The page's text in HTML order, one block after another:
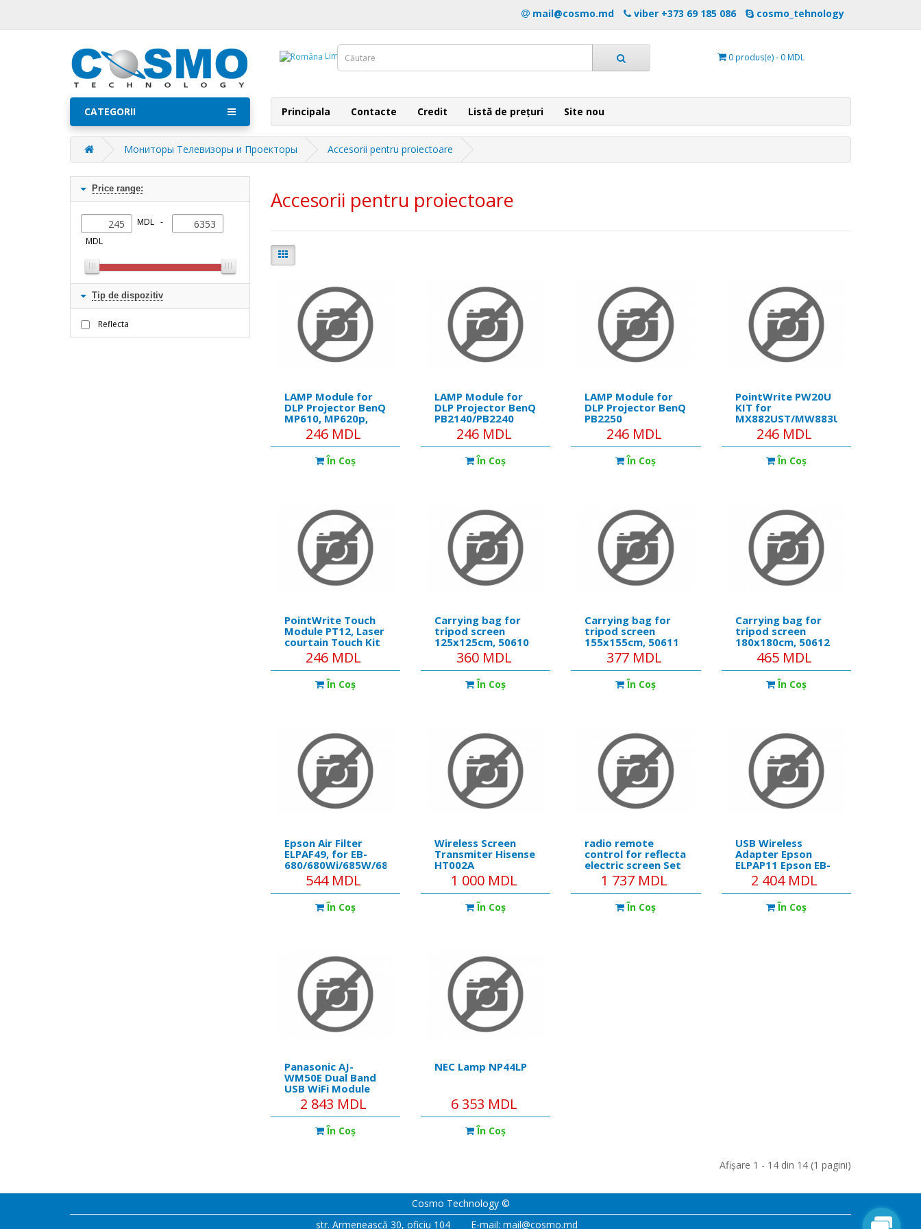
mail@cosmo.md viber +373 69 185 086 cosmo_tehnology
Limba 0 produs(e) - 0 MDL
CATEGORII Principala Contacte Credit Listă de prețuri Site nou
Мониторы Телевизоры и Проекторы Accesorii pentru proiectoare
Price range:
MDL -
MDL
Tip de dispozitiv
Reflecta
Accesorii pentru proiectoare
LAMP Module for
DLP Projector BenQ
MP610, MP620p,
W100246 MDL
În Coş
LAMP Module for
DLP Projector BenQ
PB2140/PB2240
246 MDL
În Coş
LAMP Module for
DLP Projector BenQ
PB2250
246 MDL
În Coş
PointWrite PW20U
KIT for
MX882UST/MW883UST
PRJ, GREY
246 MDL
În Coş
PointWrite Touch
Module PT12, Laser
courtain Touch Kit
for all models
(PW01U/PW02U/PW20U
mandatory)
246 MDL
În Coş
Carrying bag for
tripod screen
125x125cm, 50610
360 MDL
În Coş
Carrying bag for
tripod screen
155x155cm, 50611
377 MDL
În Coş
Carrying bag for
tripod screen
180x180cm, 50612
465 MDL
În Coş
Epson Air Filter
ELPAF49, for EB-
680/680Wi/685W/685Wi/695Wi
For Epson EB-
680/685W/685Wi/695Wi
544 MDL
În Coş
Wireless Screen
Transmiter Hisense
HT002A
1 000 MDL
În Coş
radio remote
control for reflecta
electric screen Set
of receiver +
remote
1 737 MDL
În Coş
USB Wireless
Adapter Epson
ELPAP11 Epson EB-
S04, EB-S31, EB-
U04, EB-U32, EB-
W04, EB-W31, EB-
W32, EB-X04, EB-
2 404 MDL
În Coş
Panasonic AJ-
WM50E Dual Band
USB WiFi Module
2 843 MDL
În Coş
NEC Lamp NP44LP
6 353 MDL
În Coş
Afişare 1 - 14 din 14 (1 pagini)
Cosmo Technology ©
str. Armenească 30, oficiu 104
E-mail: mail@cosmo.md